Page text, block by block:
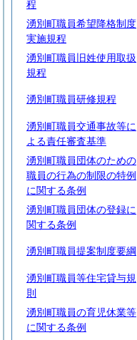
程
湧別町職員希望降格制度
実施規程
湧別町職員旧姓使用取扱
規程
湧別町職員研修規程
湧別町職員交通事故等に
よる責任審査基準
湧別町職員団体のための
職員の行為の制限の特例
に関する条例
湧別町職員団体の登録に
関する条例
湧別町職員提案制度要綱
湧別町職員等住宅貸与規
則
湧別町職員の育児休業等
に関する条例